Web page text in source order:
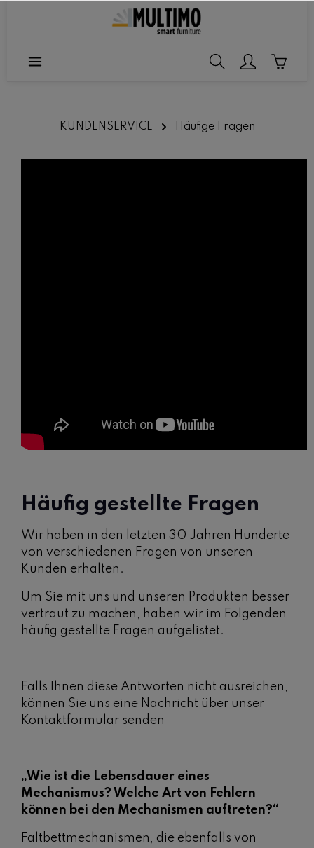
KUNDENSERVICE Häufige Fragen
Häufig gestellte Fragen
Wir haben in den letzten 30 Jahren Hunderte
von verschiedenen Fragen von unseren
Kunden erhalten.
Um Sie mit uns und unseren Produkten besser
vertraut zu machen, haben wir im Folgenden
häufig gestellte Fragen aufgelistet.
Falls Ihnen diese Antworten nicht ausreichen,
können Sie uns eine Nachricht über unser
Kontaktformular senden
„Wie ist die Lebensdauer eines
Mechanismus? Welche Art von Fehlern
können bei den Mechanismen auftreten?“
Faltbettmechanismen, die ebenfalls von